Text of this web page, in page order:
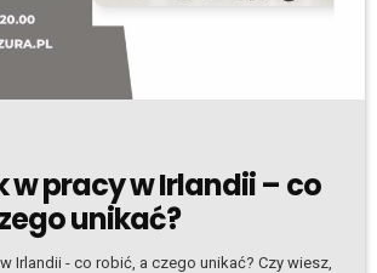
w pracy w Irlandii – co
unikać?
Irlandii - co robić, a czego unikać? Czy wiesz,